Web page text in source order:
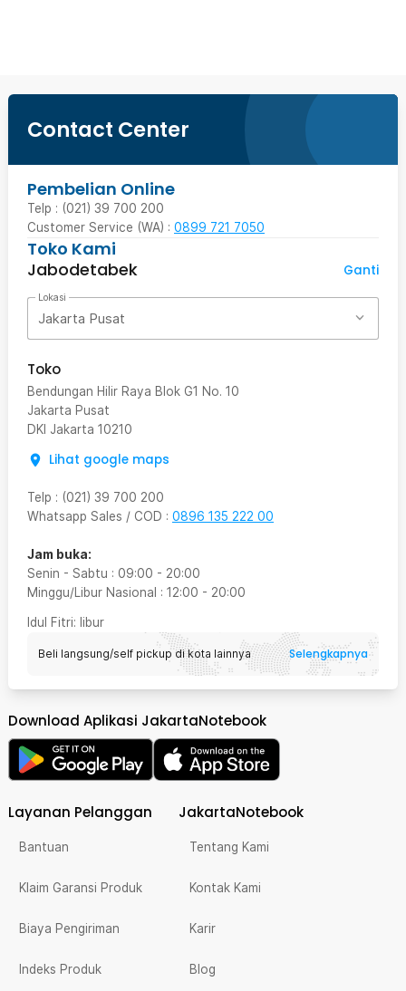
Contact Center
Pembelian Online
Telp : (021) 39 700 200
Customer Service (WA) : 0899 721 7050
Toko Kami
Jabodetabek
Ganti
Lokasi
Jakarta Pusat
Toko
Bendungan Hilir Raya Blok G1 No. 10
Jakarta Pusat
DKI Jakarta 10210
Lihat google maps
Telp : (021) 39 700 200
Whatsapp Sales / COD : 0896 135 222 00
Jam buka:
Senin - Sabtu : 09:00 - 20:00
Minggu/Libur Nasional : 12:00 - 20:00
Idul Fitri: libur
Beli langsung/self pickup di kota lainnya Selengkapnya
Download Aplikasi JakartaNotebook
Layanan Pelanggan
Bantuan
Klaim Garansi Produk
Biaya Pengiriman
Indeks Produk
JakartaNotebook
Tentang Kami
Kontak Kami
Karir
Blog